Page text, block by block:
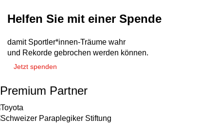
Helfen Sie mit einer Spende
damit Sportler*innen-Träume wahr
und Rekorde gebrochen werden können.
Jetzt spenden
Premium Partner